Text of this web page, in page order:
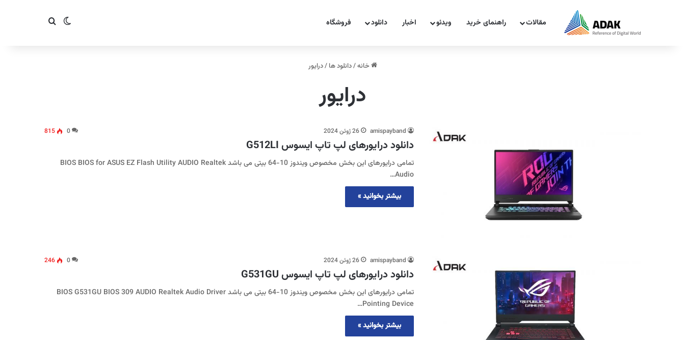
مقالات راهنمای خرید ویدئو اخبار دانلود فروشگاه تغییر پوسته
خانه/دانلود ها /درایور
درایور
amispayband 26 ژوئن 2024 0
815
دانلود درایورهای لپ تاپ ایسوس G512LI
تمامی درایورهای این بخش مخصوص ویندوز 10-64 بیتی می باشد BIOS BIOS for ASUS EZ Flash Utility AUDIO Realtek
Audio…
بیشتر بخوانید »
amispayband 26 ژوئن 2024 0
246
دانلود درایورهای لپ تاپ ایسوس G531GU
تمامی درایورهای این بخش مخصوص ویندوز 10-64 بیتی می باشد BIOS G531GU BIOS 309 AUDIO Realtek Audio Driver
Pointing Device…
بیشتر بخوانید »